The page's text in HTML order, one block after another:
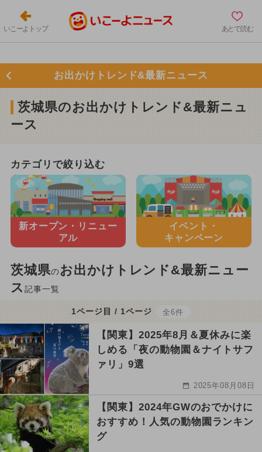
いこーよトップ あとで読む
お出かけトレンド&最新ニュース
茨城県のお出かけトレンド&最新ニュ
ース
カテゴリで絞り込む
新オープン・ リニュー
アル
イベント・
キャンペーン
茨城県のお出かけトレンド&最新ニュー
ス 記事一覧
1ページ目 / 1ページ 全6件
【関東】2025年8月＆夏休みに楽
しめる「夜の動物園＆ナイトサフ
ァリ」9選
2025年08月08日
【関東】2024年GWのおでかけに
おすすめ！人気の動物園ランキン
グ